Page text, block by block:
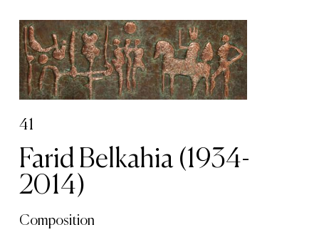
41
Farid Belkahia (1934-
2014)
Composition